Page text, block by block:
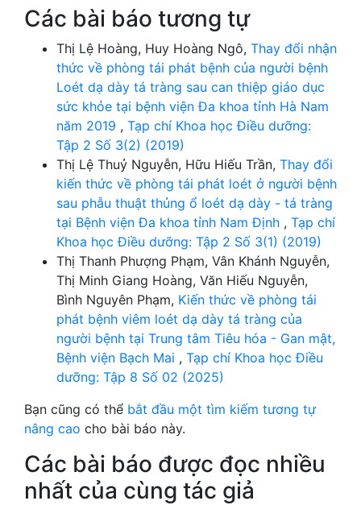
Các bài báo tương tự
Thị Lệ Hoàng, Huy Hoàng Ngô, Thay đổi nhận
thức về phòng tái phát bệnh của người bệnh
Loét dạ dày tá tràng sau can thiệp giáo dục
sức khỏe tại bệnh viện Đa khoa tỉnh Hà Nam
năm 2019 , Tạp chí Khoa học Điều dưỡng:
Tập 2 Số 3(2) (2019)
Thị Lệ Thuỷ Nguyễn, Hữu Hiếu Trần, Thay đổi
kiến thức về phòng tái phát loét ở người bệnh
sau phẫu thuật thủng ổ loét dạ dày - tá tràng
tại Bệnh viện Đa khoa tỉnh Nam Định , Tạp chí
Khoa học Điều dưỡng: Tập 2 Số 3(1) (2019)
Thị Thanh Phượng Phạm, Vân Khánh Nguyễn,
Thị Minh Giang Hoàng, Văn Hiếu Nguyễn,
Bình Nguyên Phạm, Kiến thức về phòng tái
phát bệnh viêm loét dạ dày tá tràng của
người bệnh tại Trung tâm Tiêu hóa - Gan mật,
Bệnh viện Bạch Mai , Tạp chí Khoa học Điều
dưỡng: Tập 8 Số 02 (2025)
Bạn cũng có thể bắt đầu một tìm kiếm tương tự
nâng cao cho bài báo này.
Các bài báo được đọc nhiều
nhất của cùng tác giả